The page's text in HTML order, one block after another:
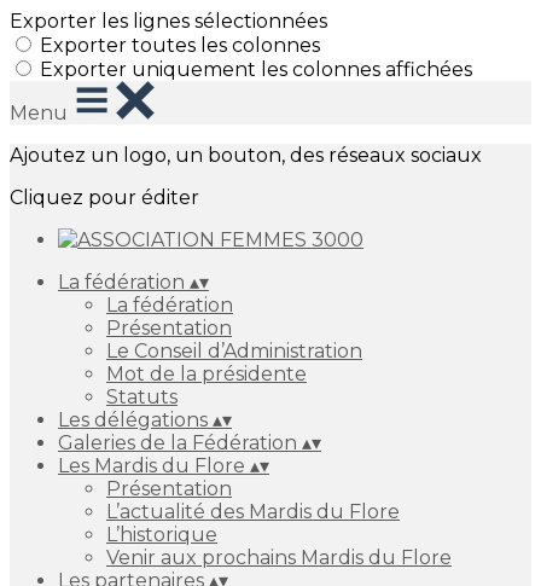
Exporter les lignes sélectionnées
Exporter toutes les colonnes
Exporter uniquement les colonnes affichées
Menu
Ajoutez un logo, un bouton, des réseaux sociaux
Cliquez pour éditer
La fédération ▴▾
La fédération
Présentation
Le Conseil d’Administration
Mot de la présidente
Statuts
Les délégations ▴▾
Galeries de la Fédération ▴▾
Les Mardis du Flore ▴▾
Présentation
L’actualité des Mardis du Flore
L’historique
Venir aux prochains Mardis du Flore
Les partenaires ▴▾